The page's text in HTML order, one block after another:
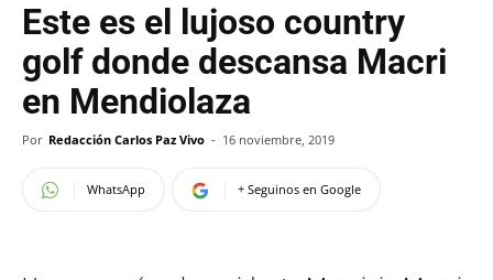
Este es el lujoso country
golf donde descansa Macri
en Mendiolaza
Por Redacción Carlos Paz Vivo - 16 noviembre, 2019
WhatsApp + Seguinos en Google